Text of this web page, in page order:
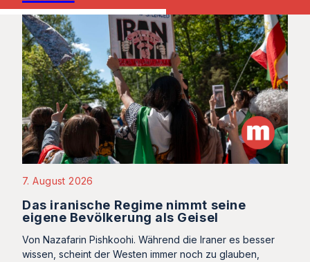
7. August 2026
Das iranische Regime nimmt seine
eigene Bevölkerung als Geisel
Von Nazafarin Pishkoohi. Während die Iraner es besser
wissen, scheint der Westen immer noch zu glauben,